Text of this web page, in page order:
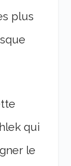
plus
qui
le